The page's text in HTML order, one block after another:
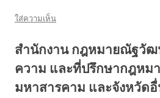
ใส่ความเห็น
สำนักงาน กฎหมายณัฐวัฒ
ความ และที่ปรึกษากฎหม
มหาสารคาม และจังหวัดอื่